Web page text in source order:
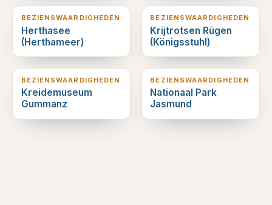
BEZIENSWAARDIGHEDEN
Herthasee
(Herthameer)
BEZIENSWAARDIGHEDEN
Krijtrotsen Rügen
(Königsstuhl)
4 km verderop
BEZIENSWAARDIGHEDEN
Kreidemuseum
Gummanz
4 km verderop
BEZIENSWAARDIGHEDEN
Nationaal Park
Jasmund